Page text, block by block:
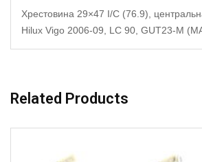
Хрестовина 29×47 I/C (76.9),
Hilux Vigo 2006-09, LC 90, GUT23-M
Related Products